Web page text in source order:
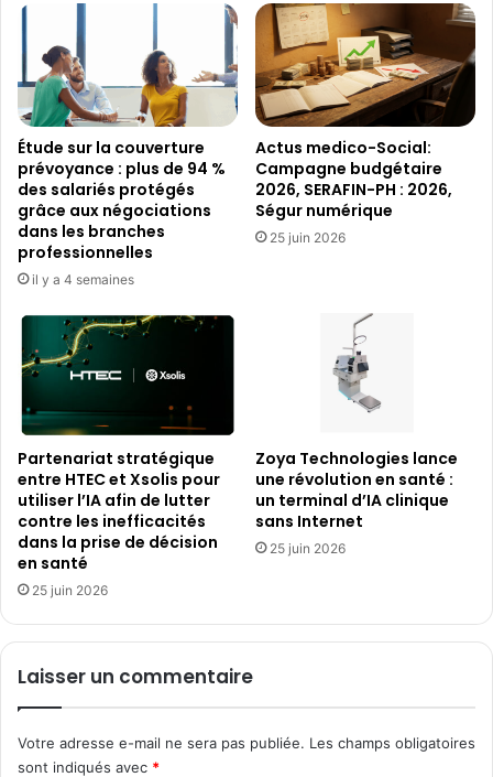
Étude sur la couverture
prévoyance : plus de 94 %
des salariés protégés
grâce aux négociations
dans les branches
professionnelles
il y a 4 semaines
Actus medico-Social:
Campagne budgétaire
2026, SERAFIN-PH : 2026,
Ségur numérique
25 juin 2026
Partenariat stratégique
entre HTEC et Xsolis pour
utiliser l’IA afin de lutter
contre les inefficacités
dans la prise de décision
en santé
25 juin 2026
Zoya Technologies lance
une révolution en santé :
un terminal d’IA clinique
sans Internet
25 juin 2026
Laisser un commentaire
Votre adresse e-mail ne sera pas publiée. Les champs obligatoires
sont indiqués avec *